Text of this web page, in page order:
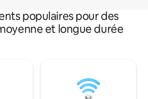
populaires pour des
et longue durée